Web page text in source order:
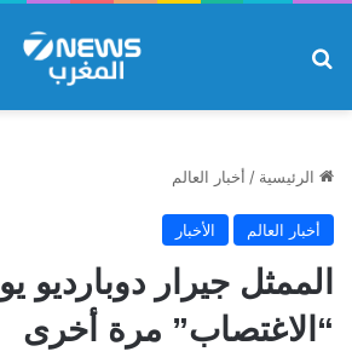
الرئيسية / أخبار العالم
أخبار العالم الأخبار
الممثل جيرار دوبارديو
“الاغتصاب” مرة أخرى